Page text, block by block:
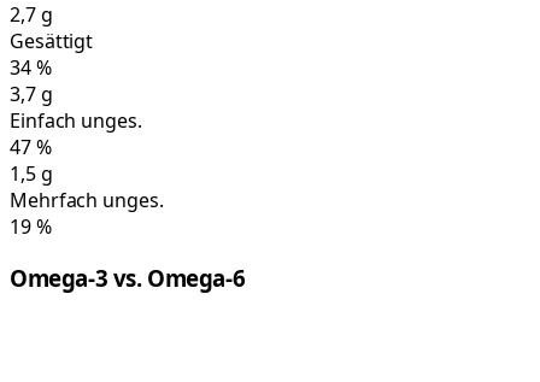
2,7g
Gesättigt
34%
3,7g
Einfach unges.
47%
1,5g
Mehrfach unges.
19%
Omega-3 vs. Omega-6